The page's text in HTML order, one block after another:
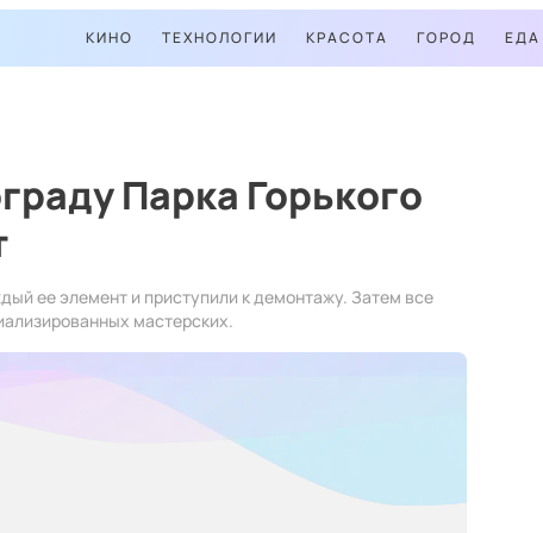
КИНО ТЕХНОЛОГИИ КРАСОТА ГОРОД ЕДА
Парка Горького
ее элемент и приступили к демонтажу. Затем все
мастерских.